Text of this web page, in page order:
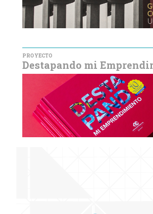
PROYECTO
Destapando mi